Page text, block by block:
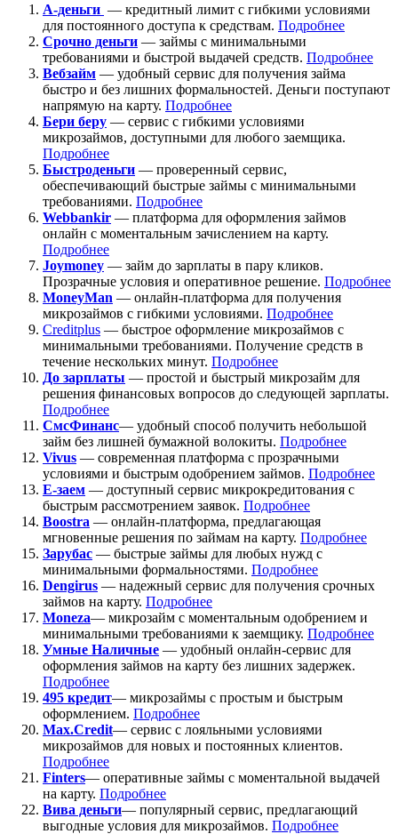
А-деньги — кредитный лимит с гибкими условиями
для постоянного доступа к средствам. Подробнее
Срочно деньги — займы с минимальными
требованиями и быстрой выдачей средств. Подробнее
Вебзайм — удобный сервис для получения займа
быстро и без лишних формальностей. Деньги поступают
напрямую на карту. Подробнее
Бери беру — сервис с гибкими условиями
микрозаймов, доступными для любого заемщика.
Подробнее
Быстроденьги — проверенный сервис,
обеспечивающий быстрые займы с минимальными
требованиями. Подробнее
Webbankir — платформа для оформления займов
онлайн с моментальным зачислением на карту.
Подробнее
Joymoney — займ до зарплаты в пару кликов.
Прозрачные условия и оперативное решение. Подробнее
MoneyMan — онлайн-платформа для получения
микрозаймов с гибкими условиями. Подробнее
Creditplus — быстрое оформление микрозаймов с
минимальными требованиями. Получение средств в
течение нескольких минут. Подробнее
До зарплаты — простой и быстрый микрозайм для
решения финансовых вопросов до следующей зарплаты.
Подробнее
СмсФинанс— удобный способ получить небольшой
займ без лишней бумажной волокиты. Подробнее
Vivus — современная платформа с прозрачными
условиями и быстрым одобрением займов. Подробнее
Е-заем — доступный сервис микрокредитования с
быстрым рассмотрением заявок. Подробнее
Boostra — онлайн-платформа, предлагающая
мгновенные решения по займам на карту. Подробнее
Зарубас — быстрые займы для любых нужд с
минимальными формальностями. Подробнее
Dengirus — надежный сервис для получения срочных
займов на карту. Подробнее
Moneza— микрозайм с моментальным одобрением и
минимальными требованиями к заемщику. Подробнее
Умные Наличные — удобный онлайн-сервис для
оформления займов на карту без лишних задержек.
Подробнее
495 кредит— микрозаймы с простым и быстрым
оформлением. Подробнее
Max.Credit— сервис с лояльными условиями
микрозаймов для новых и постоянных клиентов.
Подробнее
Finters— оперативные займы с моментальной выдачей
на карту. Подробнее
Вива деньги— популярный сервис, предлагающий
выгодные условия для микрозаймов. Подробнее